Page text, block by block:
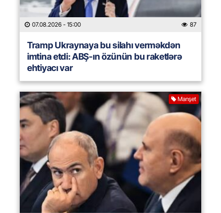
07.08.2026 - 15:00 87
Tramp Ukraynaya bu silahı verməkdən
imtina etdi: ABŞ-ın özünün bu raketlərə
ehtiyacı var
Manşet